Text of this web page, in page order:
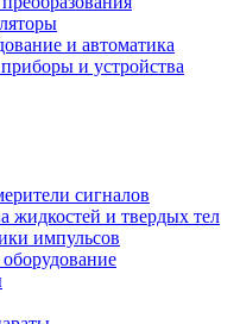
и автоматика
и устройства
сигналов
жидкостей и твердых тел
импульсов